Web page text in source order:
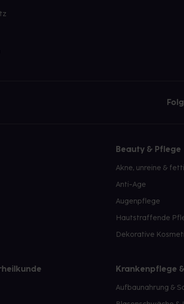
Beauty & Pflege
Akne, unreine &
Anti-Age
Augenpflege
Hautstraffende
Dekorative
Krankenpflege
Aufbaunahrung &